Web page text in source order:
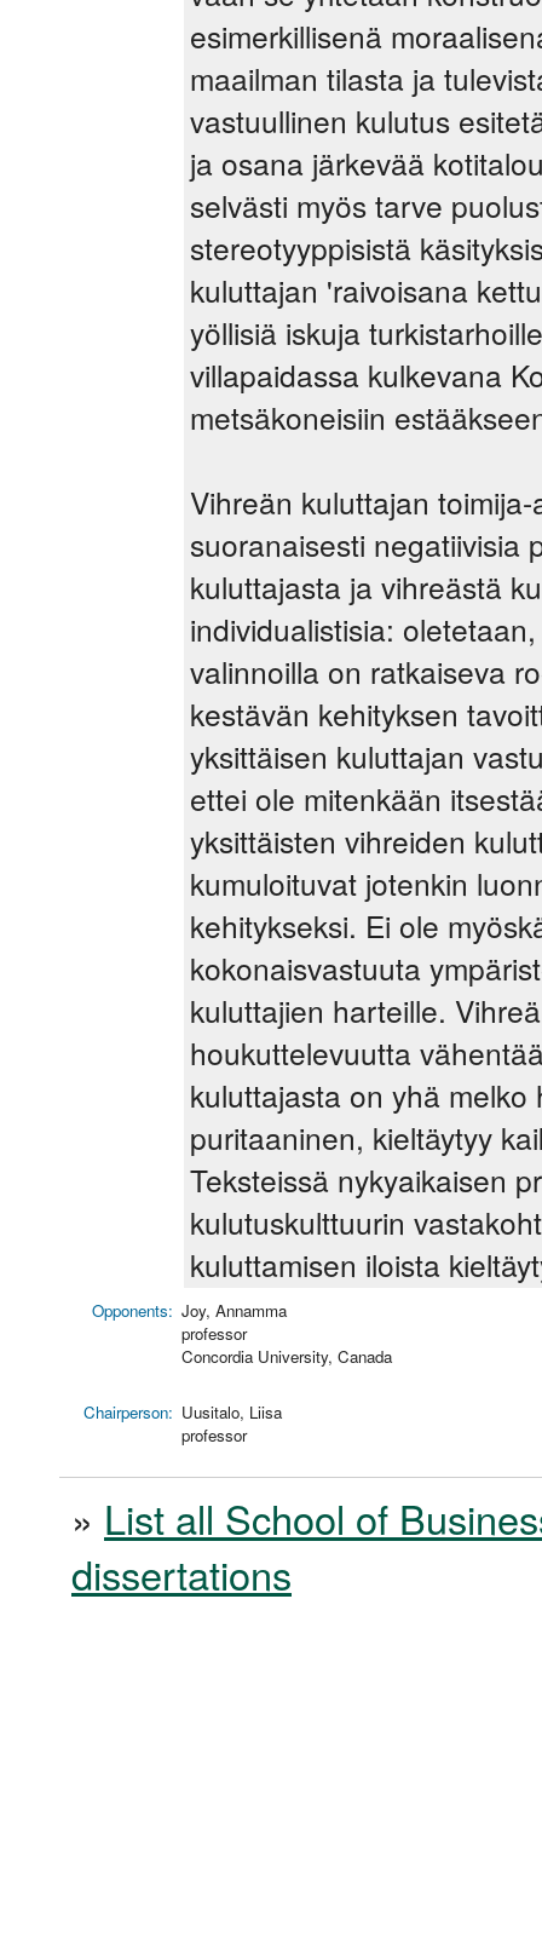
esimerkillisenä
maailman tilasta ja
vastuullinen kulutus
ja osana järkevää
selvästi myös tarve
stereotyyppisistä
kuluttajan 'raivoisana
yöllisiä iskuja
villapaidassa kulkevana
metsäkoneisiin
Vihreän kuluttajan
suoranaisesti negatiivisia
kuluttajasta ja vihreästä
individualistisia:
valinnoilla on ratkaiseva
kestävän kehityksen
yksittäisen kuluttajan
ettei ole mitenkään
yksittäisten vihreiden
kumuloituvat jotenkin
kehitykseksi. Ei ole
kokonaisvastuuta
kuluttajien harteille.
houkuttelevuutta
kuluttajasta on yhä
puritaaninen, kieltäytyy
Teksteissä nykyaikaisen
kulutuskulttuurin
kuluttamisen iloista
Opponents: Joy, Annamma
professor
Concordia University, Canada
Chairperson: Uusitalo, Liisa
professor
» List all School of
dissertations